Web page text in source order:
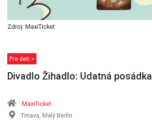
Zdroj: MaxiTicket
Pre deti >
Divadlo Žihadlo: Udatná posádka
MaxiTicket
Trnava, Malý Berlín